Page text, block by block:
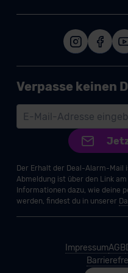
Verpasse keinen
Der Erhalt der Deal-Alarm-Mail
Abmeldung ist über den Link
Informationen dazu, wie deine
werden, findest du in unserer
ImpressumAGB